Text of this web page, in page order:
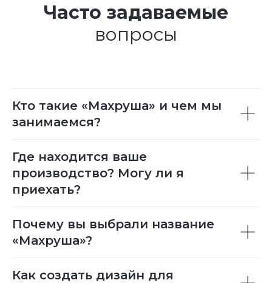
Часто задаваемые
вопросы
Кто такие «Махруша» и чем мы
занимаемся?
Где находится ваше
производство? Могу ли я
приехать?
Почему вы выбрали название
«Махруша»?
Как создать дизайн для